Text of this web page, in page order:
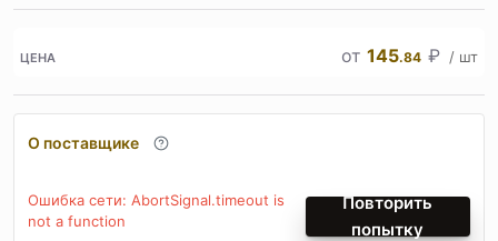
ЦЕНА от 145.84 ₽ / шт
О поставщике
Ошибка сети: AbortSignal.timeout is
not a function
Повторить
попытку